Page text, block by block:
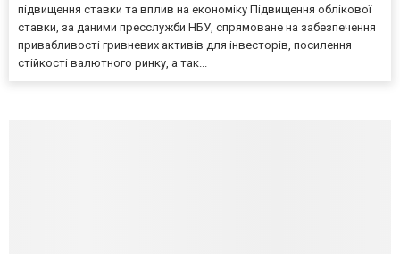
підвищення ставки та вплив на економіку Підвищення облікової
ставки, за даними пресслужби НБУ, спрямоване на забезпечення
привабливості гривневих активів для інвесторів, посилення
стійкості валютного ринку, а так...